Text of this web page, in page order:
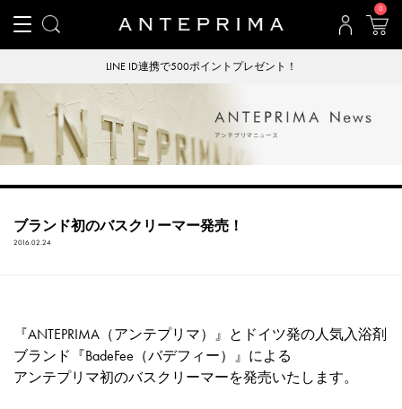
0
LINE ID連携で500ポイントプレゼント！
ブランド初のバスクリーマー発売！
2016.02.24
『ANTEPRIMA（アンテプリマ）』とドイツ発の人気入浴剤
ブランド『BadeFee（バデフィー）』による
アンテプリマ初のバスクリーマーを発売いたします。